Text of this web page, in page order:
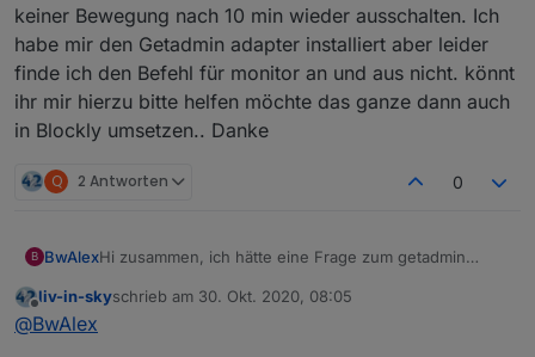
keiner Bewegung nach 10 min wieder ausschalten. Ich
habe mir den Getadmin adapter installiert aber leider
finde ich den Befehl für monitor an und aus nicht. könnt
ihr mir hierzu bitte helfen möchte das ganze dann auch
in Blockly umsetzen.. Danke
Q 2 Antworten 0
B BwAlexHi zusammen, ich hätte eine Frage zum getadmin
Nuc und einen Touch bildschirm dahinter, nun würde
Offline
liv-in-skyschrieb am 30. Okt. 2020, 08:05
zuletzt editiert von
@BwAlex